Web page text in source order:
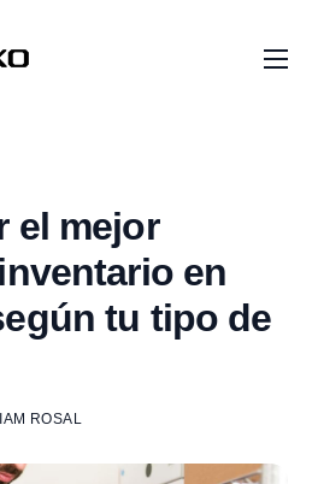
el mejor
en
tu tipo de
ROSAL